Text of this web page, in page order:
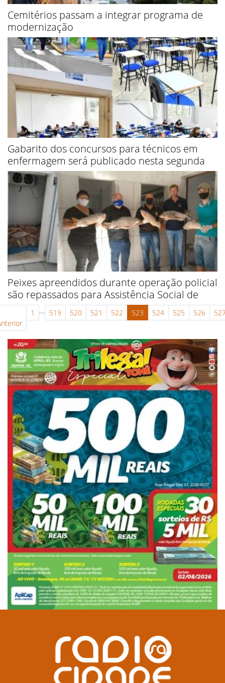
Cemitérios passam a integrar programa de
modernização
Gabarito dos concursos para técnicos em
enfermagem será publicado nesta segunda
Peixes apreendidos durante operação policial
são repassados para Assistência Social de
1 ... 519 520 521 522 523 524 525 526